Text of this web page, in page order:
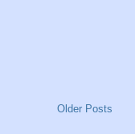
Older Posts